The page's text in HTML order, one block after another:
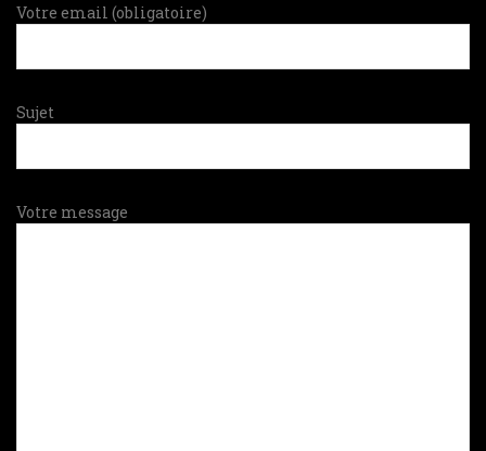
Votre email (obligatoire)
Sujet
Votre message